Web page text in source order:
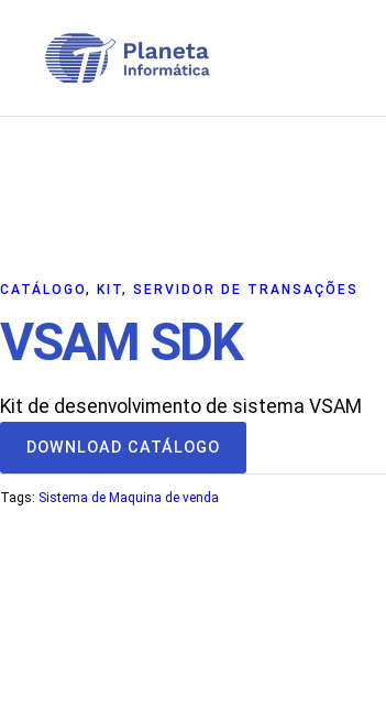
CATÁLOGO, KIT, SERVIDOR DE TRANSAÇÕES
VSAM SDK
Kit de desenvolvimento de sistema VSAM
DOWNLOAD CATÁLOGO
Tags: Sistema de Maquina de venda